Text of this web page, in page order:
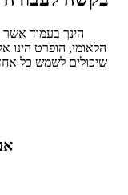
הינך בעמוד
הלאומי, הופרט
שיכולים לשמש כל